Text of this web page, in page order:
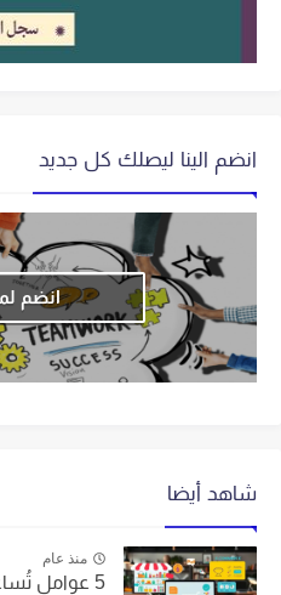
انضم الينا ليصلك كل جديد
انضم
شاهد أيضا
منذ عام
5 عوامل